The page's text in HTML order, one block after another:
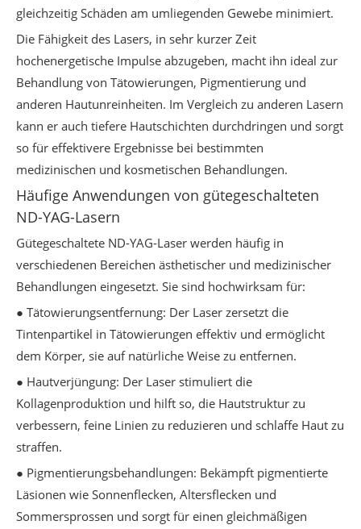
gleichzeitig Schäden am umliegenden Gewebe minimiert.
Die Fähigkeit des Lasers, in sehr kurzer Zeit
hochenergetische Impulse abzugeben, macht ihn ideal zur
Behandlung von Tätowierungen, Pigmentierung und
anderen Hautunreinheiten. Im Vergleich zu anderen Lasern
kann er auch tiefere Hautschichten durchdringen und sorgt
so für effektivere Ergebnisse bei bestimmten
medizinischen und kosmetischen Behandlungen.
Häufige Anwendungen von gütegeschalteten
ND-YAG-Lasern
Gütegeschaltete ND-YAG-Laser werden häufig in
verschiedenen Bereichen ästhetischer und medizinischer
Behandlungen eingesetzt. Sie sind hochwirksam für:
● Tätowierungsentfernung: Der Laser zersetzt die
Tintenpartikel in Tätowierungen effektiv und ermöglicht
dem Körper, sie auf natürliche Weise zu entfernen.
● Hautverjüngung: Der Laser stimuliert die
Kollagenproduktion und hilft so, die Hautstruktur zu
verbessern, feine Linien zu reduzieren und schlaffe Haut zu
straffen.
● Pigmentierungsbehandlungen: Bekämpft pigmentierte
Läsionen wie Sonnenflecken, Altersflecken und
Sommersprossen und sorgt für einen gleichmäßigen